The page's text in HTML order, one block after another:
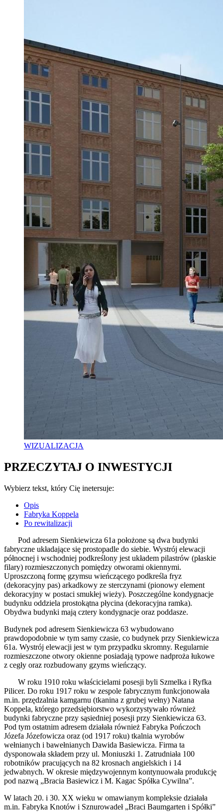
WIZUALIZACJA
PRZECZYTAJ O INWESTYCJI
Wybierz tekst, który Cię inetersuje:
Opis
Fabryka Koppela
Po rewitalizacji
Pod adresem Sienkiewicza 61a położone są dwa budynki
fabryczne układające się prostopadle do siebie. Wystrój elewacji
północnej i wschodniej podkreślony jest układem pilastrów (płaskie
filary) rozmieszczonych pomiędzy otworami okiennymi.
Uproszczoną formę gzymsu wieńczącego podkreśla fryz
(dekoracyjny pas) arkadkowy ze sterczynami (pionowy element
dekoracyjny w postaci smukłej wieży). Poszczególne kondygnacje
budynku oddziela prostokątna płycina (dekoracyjna ramka).
Obydwa budynki mają cztery kondygnacje oraz poddasze.
Budynek pod adresem Sienkiewicza 63 wybudowano
prawdopodobnie w tym samy czasie, co budynek przy Sienkiewicza
61a. Wystrój elewacji jest w tym przypadku skromny. Regularnie
rozmieszczone otwory okienne posiadają typowe nadproża łukowe
z cegły oraz rozbudowany gzyms wieńczący.
W roku 1910 roku właścicielami posesji byli Szmelka i Ryfka
Pilicer. Do roku 1917 roku w zespole fabrycznym funkcjonowała
m.in. przędzalnia kamgarnu (tkanina z grubej wełny) Natana
Koppela, którego przedsiębiorstwo wykorzystywało również
budynki fabryczne przy sąsiedniej posesji przy Sienkiewicza 63.
Pod tym ostatnim adresem działała również Fabryka Pończoch
Józefa Józefowicza oraz (od 1917 roku) tkalnia wyrobów
wełnianych i bawełnianych Dawida Basiewicza. Firma ta
dysponowała składem przy ul. Moniuszki 1. Zatrudniała 100
robotników pracujących na 82 krosnach angielskich i 14
jedwabnych. W okresie międzywojennym kontynuowała produkcję
pod nazwą „Bracia Basiewicz i M. Kagac Spółka Cywilna”.
W latach 20. i 30. XX wieku w omawianym kompleksie działała
m.in. Fabryka Knotów i Sznurowadeł „Braci Baumgarten i Spółki”